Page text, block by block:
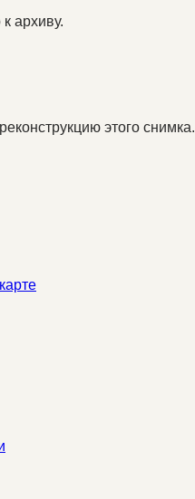
архиву.
этого снимка.